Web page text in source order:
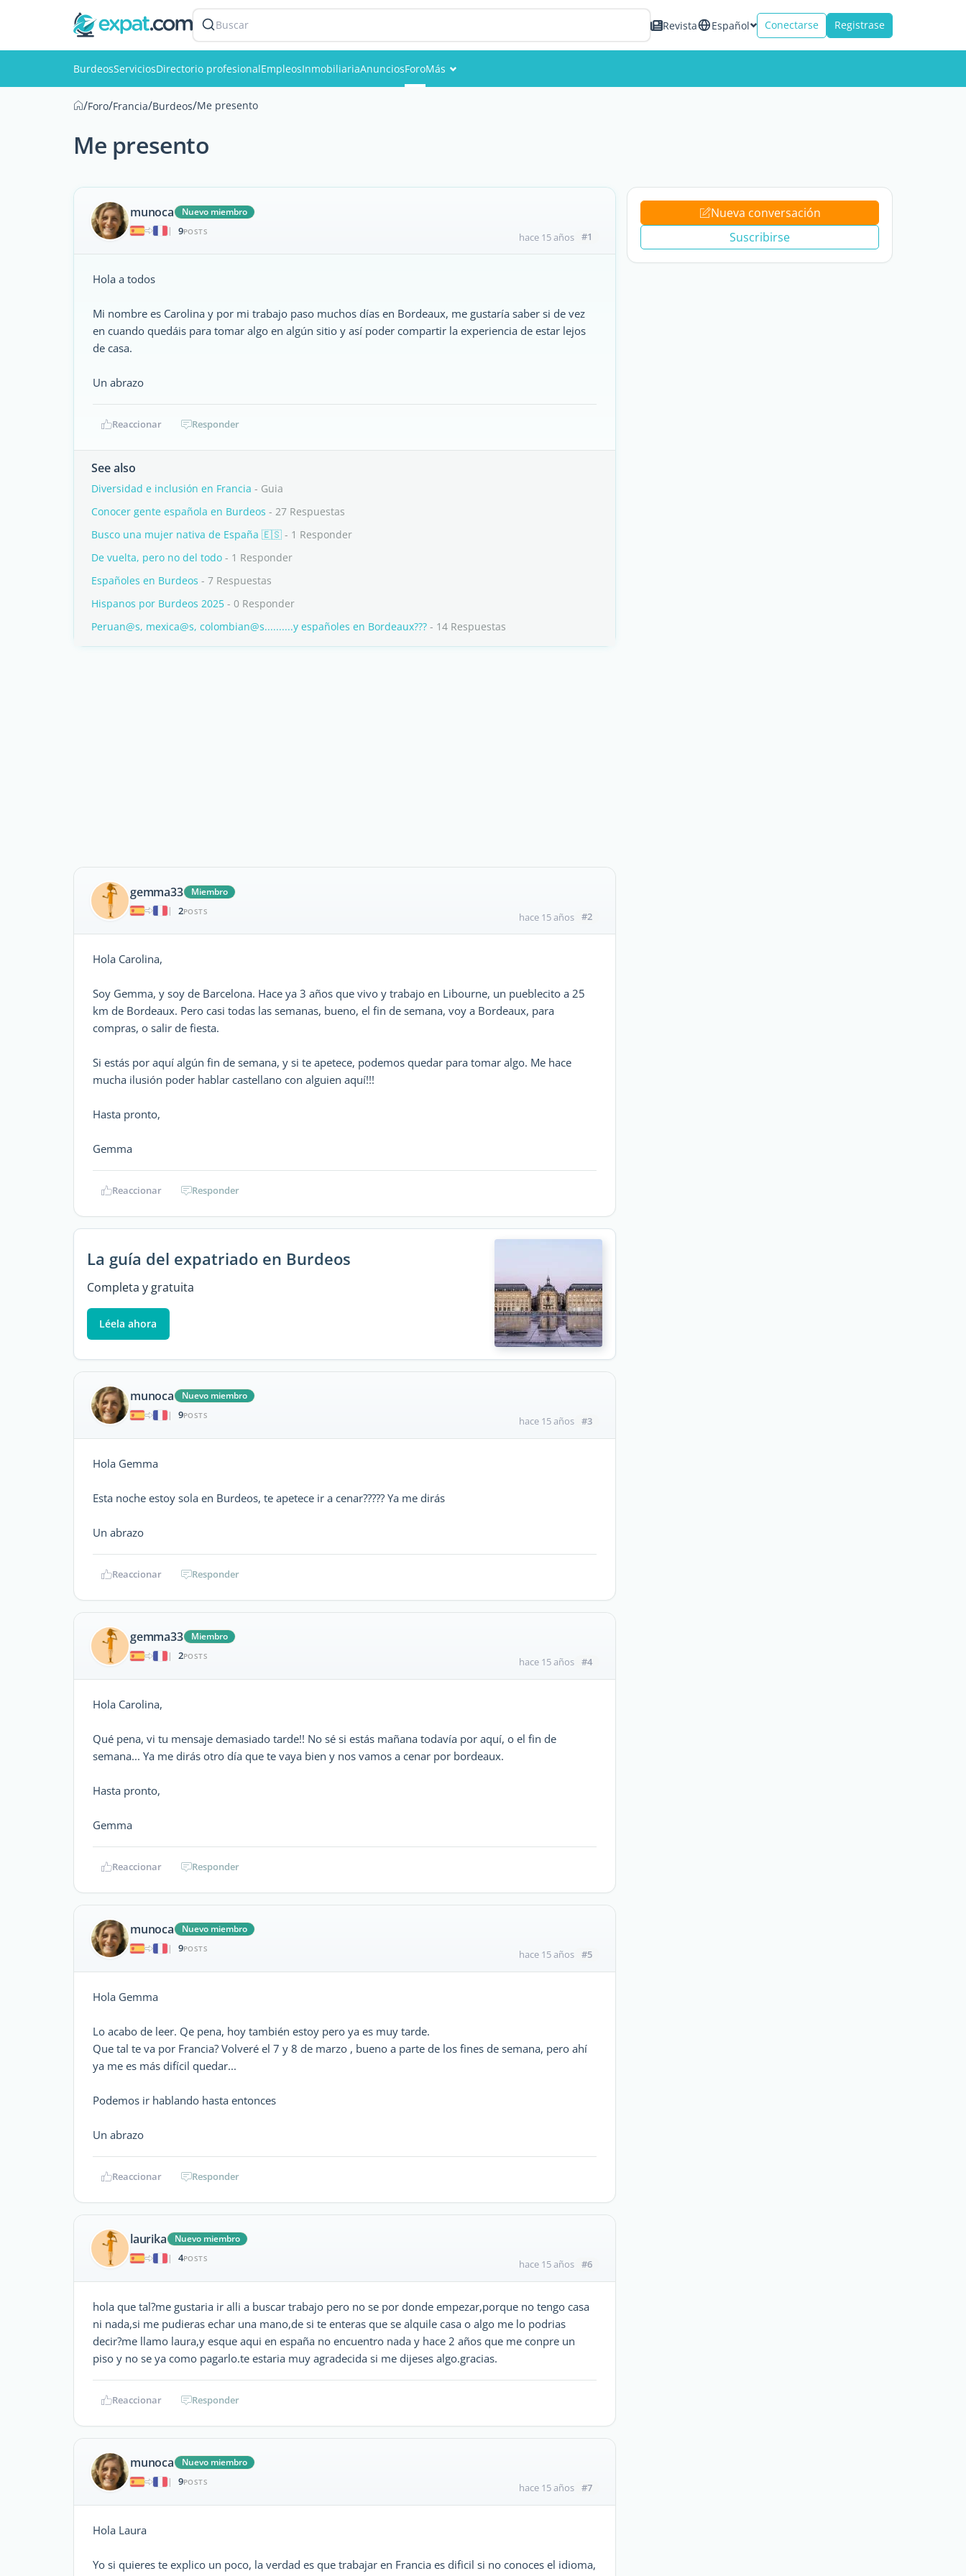
Buscar Revista Español Conectarse Registrase
BurdeosServiciosDirectorio profesionalEmpleosInmobiliariaAnunciosForoMás
/Foro/Francia/Burdeos/Me presento
Me presento
munoca
Nuevo miembro
|
9POSTS hace 15 años #1
Hola a todos
Mi nombre es Carolina y por mi trabajo paso muchos días en Bordeaux, me gustaría saber si de vez
en cuando quedáis para tomar algo en algún sitio y así poder compartir la experiencia de estar lejos
de casa.
Un abrazo
Reaccionar Responder
See also
Diversidad e inclusión en Francia - Guia
Conocer gente española en Burdeos - 27 Respuestas
Busco una mujer nativa de España 🇪🇸 - 1 Responder
De vuelta, pero no del todo - 1 Responder
Españoles en Burdeos - 7 Respuestas
Hispanos por Burdeos 2025 - 0 Responder
Peruan@s, mexica@s, colombian@s..........y españoles en Bordeaux??? - 14 Respuestas
gemma33
Miembro
|
2POSTS hace 15 años #2
Hola Carolina,
Soy Gemma, y soy de Barcelona. Hace ya 3 años que vivo y trabajo en Libourne, un pueblecito a 25
km de Bordeaux. Pero casi todas las semanas, bueno, el fin de semana, voy a Bordeaux, para
compras, o salir de fiesta.
Si estás por aquí algún fin de semana, y si te apetece, podemos quedar para tomar algo. Me hace
mucha ilusión poder hablar castellano con alguien aquí!!!
Hasta pronto,
Gemma
Reaccionar Responder
La guía del expatriado en Burdeos
Completa y gratuita
Léela ahora
munoca
Nuevo miembro
|
9POSTS hace 15 años #3
Hola Gemma
Esta noche estoy sola en Burdeos, te apetece ir a cenar????? Ya me dirás
Un abrazo
Reaccionar Responder
gemma33
Miembro
|
2POSTS hace 15 años #4
Hola Carolina,
Qué pena, vi tu mensaje demasiado tarde!! No sé si estás mañana todavía por aquí, o el fin de
semana... Ya me dirás otro día que te vaya bien y nos vamos a cenar por bordeaux.
Hasta pronto,
Gemma
Reaccionar Responder
munoca
Nuevo miembro
|
9POSTS hace 15 años #5
Hola Gemma
Lo acabo de leer. Qe pena, hoy también estoy pero ya es muy tarde.
Que tal te va por Francia? Volveré el 7 y 8 de marzo , bueno a parte de los fines de semana, pero ahí
ya me es más difícil quedar...
Podemos ir hablando hasta entonces
Un abrazo
Reaccionar Responder
laurika
Nuevo miembro
|
4POSTS hace 15 años #6
hola que tal?me gustaria ir alli a buscar trabajo pero no se por donde empezar,porque no tengo casa
ni nada,si me pudieras echar una mano,de si te enteras que se alquile casa o algo me lo podrias
decir?me llamo laura,y esque aqui en españa no encuentro nada y hace 2 años que me conpre un
piso y no se ya como pagarlo.te estaria muy agradecida si me dijeses algo.gracias.
Reaccionar Responder
munoca
Nuevo miembro
|
9POSTS hace 15 años #7
Hola Laura
Yo si quieres te explico un poco, la verdad es que trabajar en Francia es dificil si no conoces el idioma,
Nueva conversación
Suscribirse